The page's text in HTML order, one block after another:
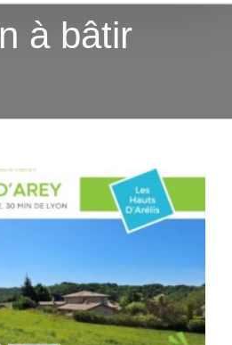
à bâtir